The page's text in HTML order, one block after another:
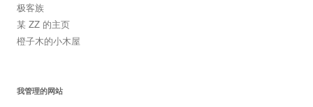
极客族
某 ZZ 的主页
橙子木的小木屋
我管理的网站